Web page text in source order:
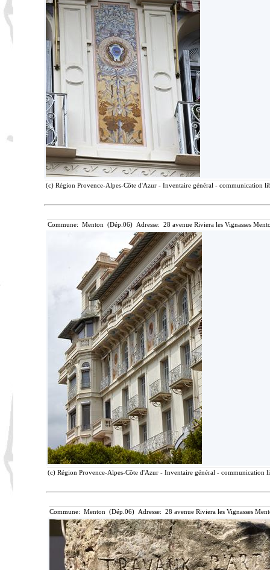
(c) Région Provence-Alpes-Côte d'Azur - Inventaire général - communication
Commune: Menton (Dép.06) Adresse: 28 avenue Riviera les Vignasses
(c) Région Provence-Alpes-Côte d'Azur - Inventaire général - communication
Commune: Menton (Dép.06) Adresse: 28 avenue Riviera les Vignasses